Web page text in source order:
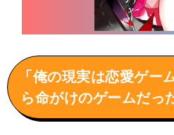
「俺の現実は恋愛ゲー
ら命がけのゲームだっ